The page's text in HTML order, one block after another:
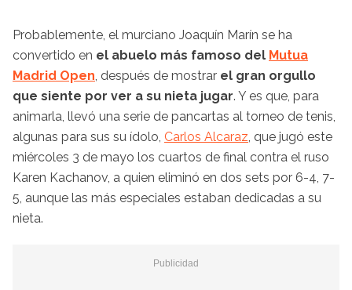
Probablemente, el murciano Joaquín Marín se ha
convertido en el abuelo más famoso del Mutua
Madrid Open, después de mostrar el gran orgullo
que siente por ver a su nieta jugar. Y es que, para
animarla, llevó una serie de pancartas al torneo de tenis,
algunas para sus su ídolo, Carlos Alcaraz, que jugó este
miércoles 3 de mayo los cuartos de final contra el ruso
Karen Kachanov, a quien eliminó en dos sets por 6-4, 7-
5, aunque las más especiales estaban dedicadas a su
nieta.